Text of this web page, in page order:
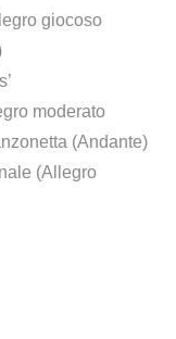
giocoso
moderato
(Andante)
(Allegro